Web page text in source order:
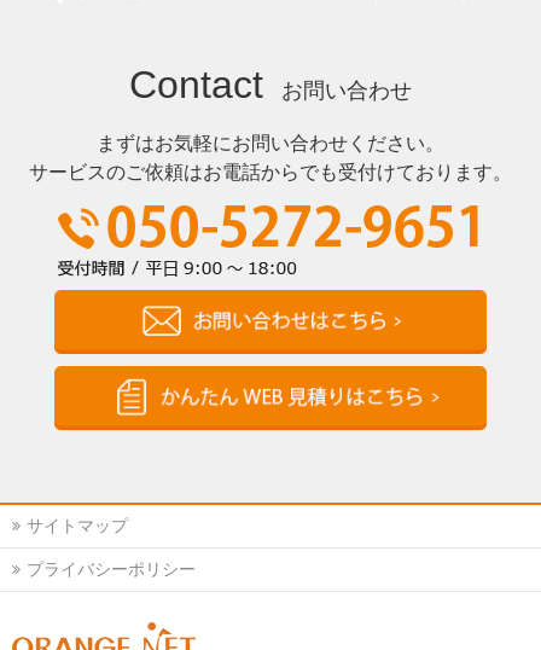
Contact お問い合わせ
まずはお気軽にお問い合わせください。
サービスのご依頼はお電話からでも受付けております。
サイトマップ
プライバシーポリシー